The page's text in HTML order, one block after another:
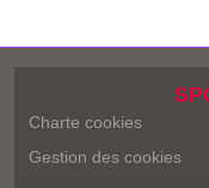
Charte cookies
Gestion des cookies